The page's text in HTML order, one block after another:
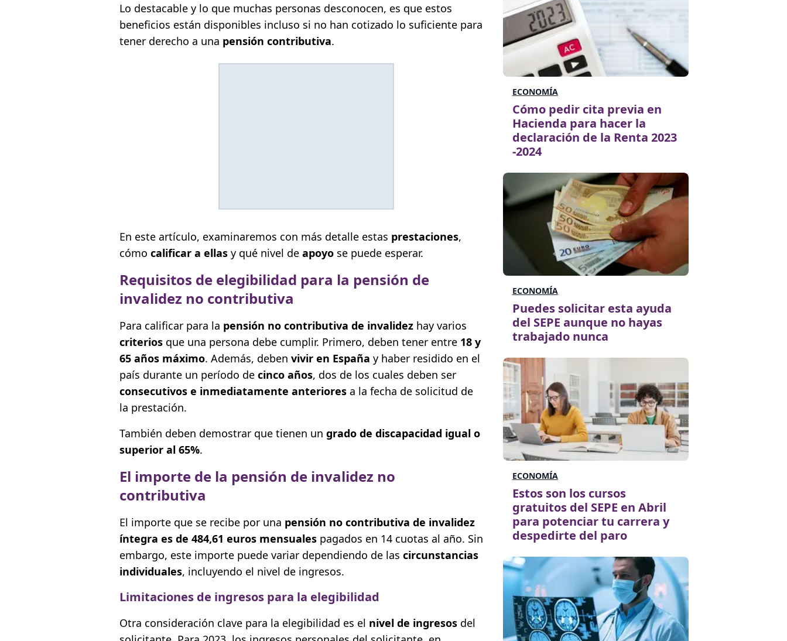
Lo destacable y lo que muchas personas desconocen, es que estos
beneficios están disponibles incluso si no han cotizado lo suficiente para
tener derecho a una pensión contributiva.
En este artículo, examinaremos con más detalle estas prestaciones,
cómo calificar a ellas y qué nivel de apoyo se puede esperar.
Requisitos de elegibilidad para la pensión de
invalidez no contributiva
Para calificar para la pensión no contributiva de invalidez hay varios
criterios que una persona debe cumplir. Primero, deben tener entre 18 y
65 años máximo. Además, deben vivir en España y haber residido en el
país durante un período de cinco años, dos de los cuales deben ser
consecutivos e inmediatamente anteriores a la fecha de solicitud de
la prestación.
También deben demostrar que tienen un grado de discapacidad igual o
superior al 65%.
El importe de la pensión de invalidez no
contributiva
El importe que se recibe por una pensión no contributiva de invalidez
íntegra es de 484,61 euros mensuales pagados en 14 cuotas al año. Sin
embargo, este importe puede variar dependiendo de las circunstancias
individuales, incluyendo el nivel de ingresos.
Limitaciones de ingresos para la elegibilidad
Otra consideración clave para la elegibilidad es el nivel de ingresos del
ECONOMÍA
Cómo pedir cita previa en
Hacienda para hacer la
declaración de la Renta 2023
-2024
ECONOMÍA
Puedes solicitar esta ayuda
del SEPE aunque no hayas
trabajado nunca
ECONOMÍA
Estos son los cursos
gratuitos del SEPE en Abril
para potenciar tu carrera y
despedirte del paro